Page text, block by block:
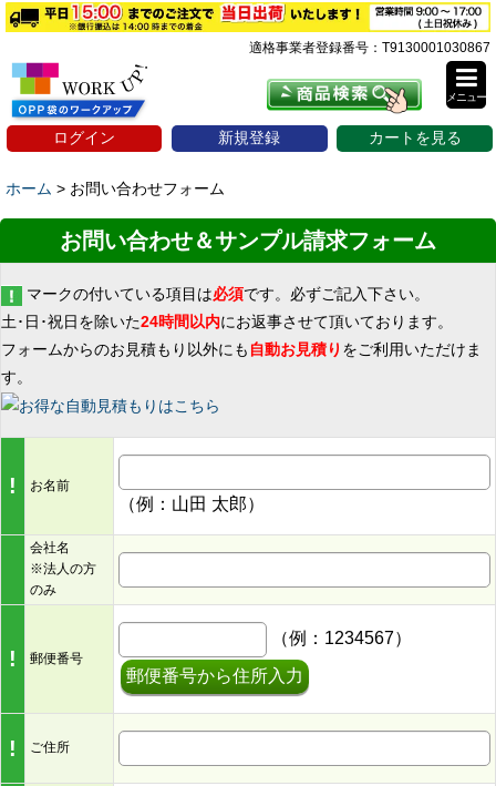
適格事業者登録番号：T9130001030867
ログイン 新規登録 カートを見る
メニュー
ホーム > お問い合わせフォーム
お問い合わせ＆サンプル請求フォーム
マークの付いている項目は必須です。必ずご記入下さい。
土･日･祝日を除いた24時間以内にお返事させて頂いております。
フォームからのお見積もり以外にも 自動お見積り をご利用いただけま
す。
! お名前
（例：山田 太郎）
会社名
※法人の方
のみ
! 郵便番号
（例：1234567）
郵便番号から住所入力
! ご住所